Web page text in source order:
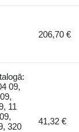
206,70 €
09,
11
320
41,32 €